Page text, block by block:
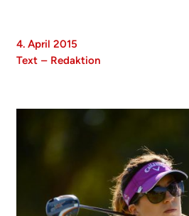
4. April 2015
Text – Redaktion